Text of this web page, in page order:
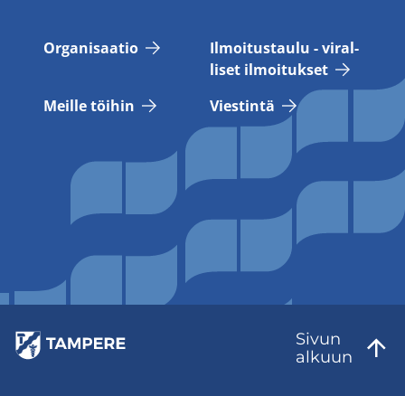
Or­ga­ni­saa­tio
Il­moi­tus­tau­lu - vi­ral­
li­set il­moi­tuk­set
Meil­le töi­hin
Vies­tin­tä
Sivun
al­kuun